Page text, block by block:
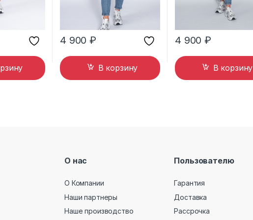
4 900₽
В корзину
4 900₽
В корзину
О нас
О Компании
Наши партнеры
Наше производство
Пользователю
Гарантия
Доставка
Рассрочка